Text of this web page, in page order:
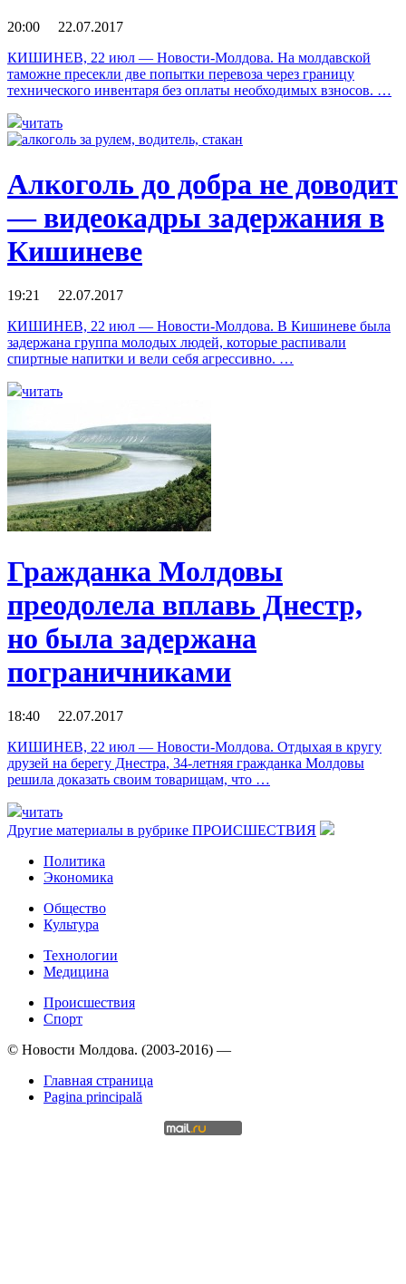
20:00 22.07.2017
КИШИНЕВ, 22 июл — Новости-Молдова. На молдавской
таможне пресекли две попытки перевоза через границу
технического инвентаря без оплаты необходимых взносов. …
читать
Алкоголь до добра не доводит
— видеокадры задержания в
Кишиневе
19:21 22.07.2017
КИШИНЕВ, 22 июл — Новости-Молдова. В Кишиневе была
задержана группа молодых людей, которые распивали
спиртные напитки и вели себя агрессивно. …
читать
Гражданка Молдовы
преодолела вплавь Днестр,
но была задержана
пограничниками
18:40 22.07.2017
КИШИНЕВ, 22 июл — Новости-Молдова. Отдыхая в кругу
друзей на берегу Днестра, 34-летняя гражданка Молдовы
решила доказать своим товарищам, что …
читать
Другие материалы в рубрике ПРОИСШЕСТВИЯ
Политика
Экономика
Общество
Культура
Технологии
Медицина
Происшествия
Спорт
© Новости Молдова. (2003-2016) —
Главная страница
Pagina principală